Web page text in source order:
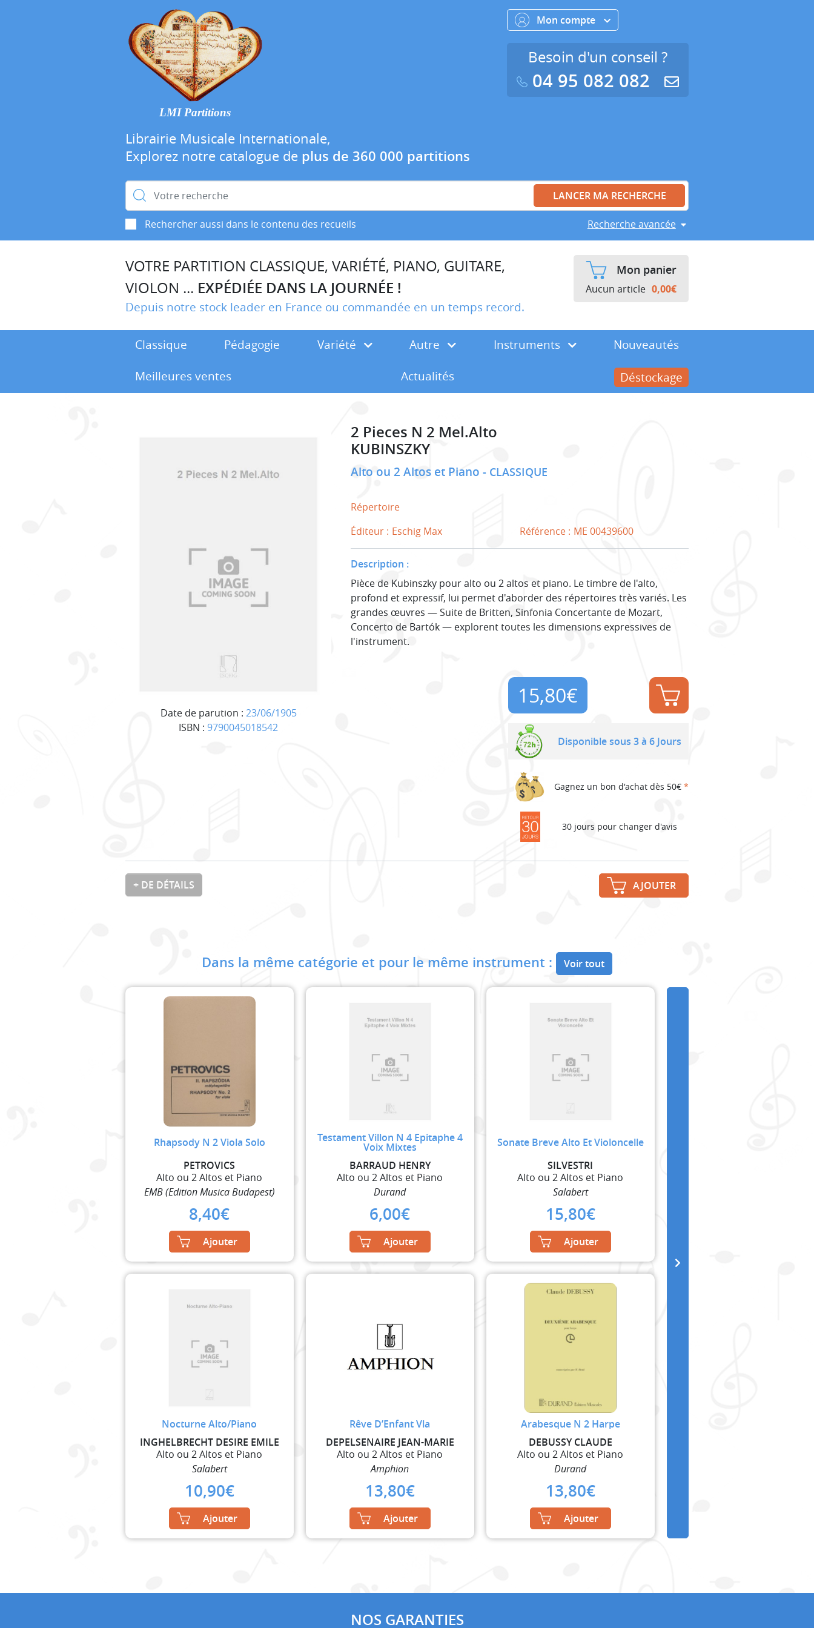
LMI Partitions
Librairie Musicale Internationale,
Explorez notre catalogue de plus de 360 000 partitions
Rechercher :
Rechercher aussi dans le contenu des recueils Recherche avancée
Mon compte
Besoin d'un conseil ?
04 95 082 082
VOTRE PARTITION CLASSIQUE, VARIÉTÉ, PIANO, GUITARE,
VIOLON ... EXPÉDIÉE DANS LA JOURNÉE !
Depuis notre stock leader en France ou commandée en un temps record.
Mon panier
Aucun article 0,00€
Classique Pédagogie Variété Autre Instruments
Nouveautés
Meilleures ventes
Actualités Déstockage
Date de parution : 23/06/1905
ISBN : 9790045018542
2 Pieces N 2 Mel.Alto
KUBINSZKY
Alto ou 2 Altos et Piano CLASSIQUE
Répertoire
Éditeur : Eschig Max Référence : ME 00439600
Description :
Pièce de Kubinszky pour alto ou 2 altos et piano. Le timbre de l'alto,
profond et expressif, lui permet d'aborder des répertoires très variés. Les
grandes œuvres — Suite de Britten, Sinfonia Concertante de Mozart,
Concerto de Bartók — explorent toutes les dimensions expressives de
l'instrument.
15,80€
Disponible sous 3 à 6 Jours
Gagnez un bon d'achat dès 50€ *
30 jours pour changer d'avis
+ DE DÉTAILS AJOUTER
Dans la même catégorie et pour le même instrument : Voir tout
Rhapsody N 2 Viola Solo
PETROVICS
Alto ou 2 Altos et Piano
EMB (Edition Musica Budapest)
8,40€
Ajouter
Testament Villon N 4 Epitaphe 4
Voix Mixtes
BARRAUD HENRY
Alto ou 2 Altos et Piano
Durand
6,00€
Ajouter
Sonate Breve Alto Et Violoncelle
SILVESTRI
Alto ou 2 Altos et Piano
Salabert
15,80€
Ajouter
Nocturne Alto/Piano
INGHELBRECHT DESIRE EMILE
Alto ou 2 Altos et Piano
Salabert
10,90€
Ajouter
Rêve D’Enfant Vla
DEPELSENAIRE JEAN-MARIE
Alto ou 2 Altos et Piano
Amphion
13,80€
Ajouter
Arabesque N 2 Harpe
DEBUSSY CLAUDE
Alto ou 2 Altos et Piano
Durand
13,80€
Ajouter
NOS GARANTIES